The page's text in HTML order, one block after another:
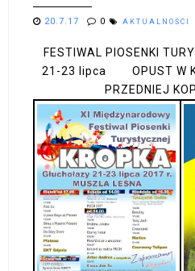
20.7.17 0 AKTUALNOŚCI
FESTIWAL PIOSENKI
21-23 lipca OPUST W
PRZEDNIEJ